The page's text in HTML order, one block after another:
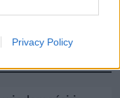
Privacy Policy
mogło stanowić